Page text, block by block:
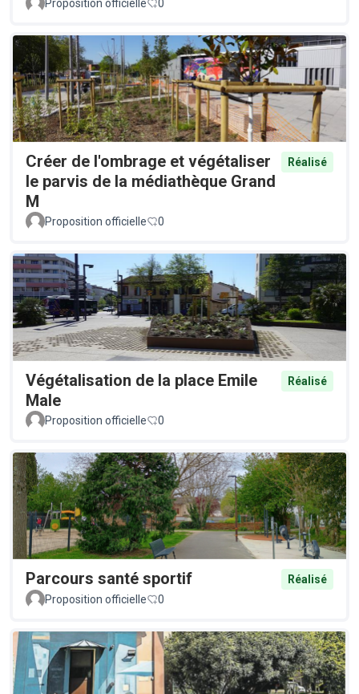
Proposition officielle 0
Créer de l'ombrage et végétaliser
le parvis de la médiathèque Grand
M
Réalisé
Proposition officielle 0
Végétalisation de la place Emile
Male
Réalisé
Proposition officielle 0
Parcours santé sportif
Réalisé
Proposition officielle
0